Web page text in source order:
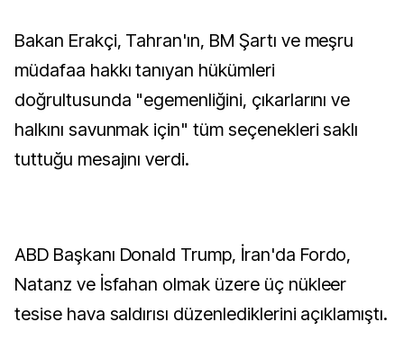
Bakan Erakçi, Tahran'ın, BM Şartı ve meşru
müdafaa hakkı tanıyan hükümleri
doğrultusunda "egemenliğini, çıkarlarını ve
halkını savunmak için" tüm seçenekleri saklı
tuttuğu mesajını verdi.
ABD Başkanı Donald Trump, İran'da Fordo,
Natanz ve İsfahan olmak üzere üç nükleer
tesise hava saldırısı düzenlediklerini açıklamıştı.